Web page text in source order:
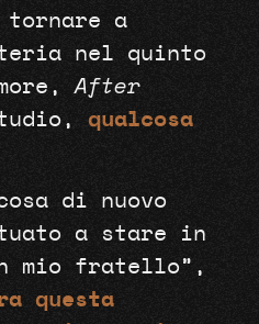
tornare a
nel quinto
After
qualcosa
di nuovo
a stare in
mio fratello”,
questa